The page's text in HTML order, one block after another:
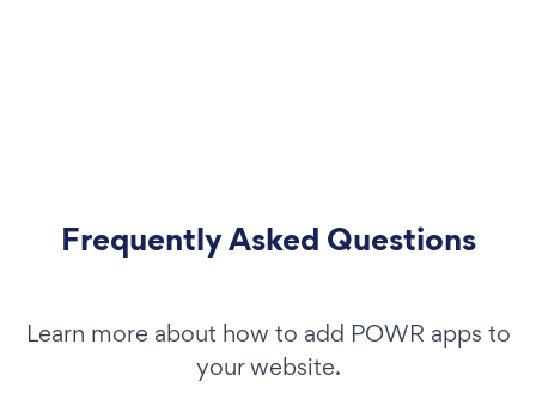
Frequently Asked Questions
Learn more about how to add POWR apps to
your website.